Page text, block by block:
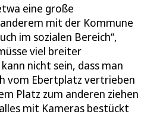
eine große
mit der Kommune
im sozialen Bereich“,
viel breiter
nicht sein, dass man
vom Ebertplatz vertrieben
Platz zum anderen ziehen
mit Kameras bestückt